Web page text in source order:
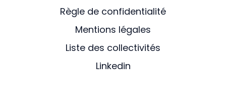
Règle de confidentialité
Mentions légales
Liste des collectivités
Linkedin